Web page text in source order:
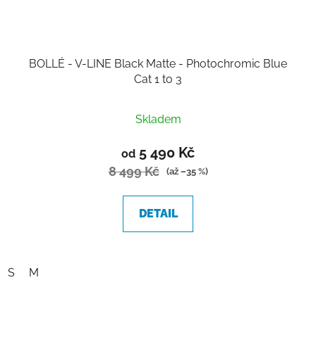
BOLLÉ - V-LINE Black Matte - Photochromic Blue
Cat 1 to 3
Skladem
od 5 490 Kč
8 499 Kč (až –35 %)
DETAIL
S M